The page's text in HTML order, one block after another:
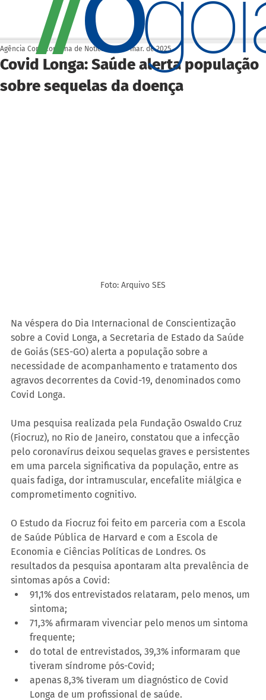
Covid Longa: Saúde alerta população
sobre sequelas da doença
Agência Cora Coralina de Notícias 15 de mar. de 2025
Foto: Arquivo SES
Na véspera do Dia Internacional de Conscientização
sobre a Covid Longa, a Secretaria de Estado da Saúde
de Goiás (SES-GO) alerta a população sobre a
necessidade de acompanhamento e tratamento dos
agravos decorrentes da Covid-19, denominados como
Covid Longa.
Uma pesquisa realizada pela Fundação Oswaldo Cruz
(Fiocruz), no Rio de Janeiro, constatou que a infecção
pelo coronavírus deixou sequelas graves e persistentes
em uma parcela significativa da população, entre as
quais fadiga, dor intramuscular, encefalite miálgica e
comprometimento cognitivo.
O Estudo da Fiocruz foi feito em parceria com a Escola
de Saúde Pública de Harvard e com a Escola de
Economia e Ciências Políticas de Londres. Os
resultados da pesquisa apontaram alta prevalência de
sintomas após a Covid:
91,1% dos entrevistados relataram, pelo menos, um
sintoma;
71,3% afirmaram vivenciar pelo menos um sintoma
frequente;
do total de entrevistados, 39,3% informaram que
tiveram síndrome pós-Covid;
apenas 8,3% tiveram um diagnóstico de Covid
Longa de um profissional de saúde.